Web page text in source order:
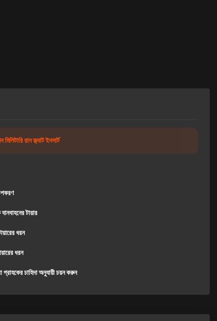
রান ফ্ল্যাট ইনসার্ট
টায়ার
ধরন
ধরন
গ্রাহকের চাহিদা অনুযায়ী চয়ন করুন